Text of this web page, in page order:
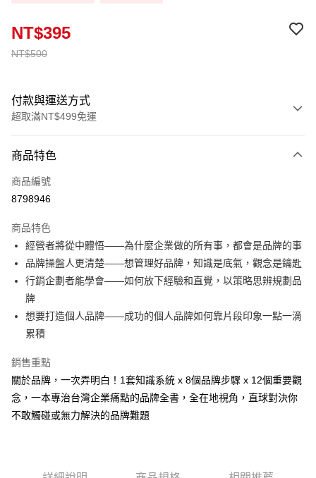
NT$500
NT$395
付款與運送方式
超取滿NT$499免運
信用卡一次付款
超商取貨付款
Apple Pay
街口支付
悠遊付
ATM付款
全家取貨付款
每筆NT$50，滿NT$499(含以上)免運費
付款後全家取貨
商品特色
商品編號
8798946
商品特色
經營者將從中體悟——為什麼企業做的所有事，都會是品牌的事
品牌操盤人更清楚——想管理好品牌，知識是底氣，觀念是鑰匙
行銷企劃者能學會——如何放下經驗和直覺，以策略思辨規劃品
牌
想要打造個人品牌——成功的個人品牌如何靠片段印象一點一滴
累積
銷售重點
關於品牌，一次弄明白！1套知識系統 x 8個品牌步驟 x 12個重要觀
念，一本專治台灣企業痛點的品牌全書，全在地視角，直球對決你
不敢觸碰或無力解決的品牌難題